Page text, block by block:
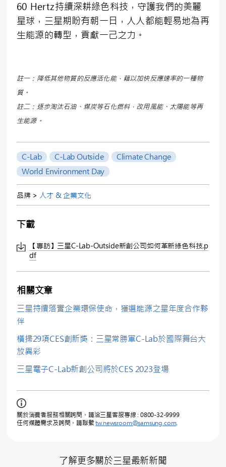
60 Hertz持續深耕綠色科技，守護我們的美麗
星球，三星期盼有朝一日，人人都能輕易地為再
生能源的轉型，貢獻一己之力。
註一：降低其他物質的反應活化能，藉以加快反應速率的一種物
質。
註二：逐步淘汰石油、煤炭等石化燃料，改用風能、太陽能等再
生能源。
C-Lab C-Lab Outside
Climate Change
World Environment Day
品牌 > 人才 & 企業文化
下載
【專訪】三星C-Lab-Outside新創公司如何革新綠色科技.p
df
相關文章
三星持續落實企業環保使命，獲選能源之星年度合作夥
伴
橫掃29項CES創新獎：三星常勝軍C-Lab於國際舞台大
放異彩
三星電子C-Lab新創公司將於CES 2023登場
關於消費者服務相關詢問，請洽三星客服專線 : 0800-32-9999
任何媒體需求及詢問，請聯繫tw.newsroom@samsung.com.
了解更多關於三星最新新聞